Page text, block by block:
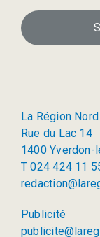
La Région
Rue du Lac 14
1400 Yverdon-
T 024 424 11
Publicité